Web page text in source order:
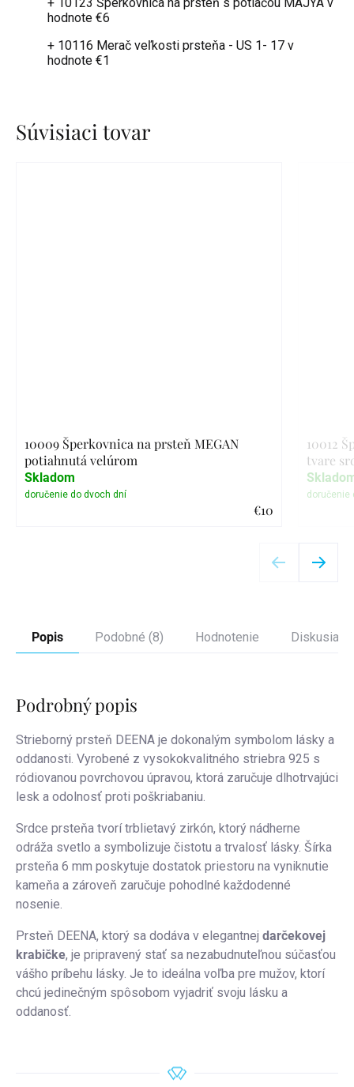
hodnote €6
+ 10116 Merač veľkosti prsteňa - US 1- 17 v
hodnote €1
Súvisiaci tovar
10009 Šperkovnica na prsteň MEGAN
potiahnutá velúrom
€10
Skladom
10012
tvare
Popis Podobné (8) Hodnotenie Diskusia
Podrobný popis
Strieborný prsteň DEENA je dokonalým symbolom lásky a
oddanosti. Vyrobené z vysokokvalitného striebra 925 s
ródiovanou povrchovou úpravou, ktorá zaručuje dlhotrvajúci
lesk a odolnosť proti poškriabaniu.
Srdce prsteňa tvorí trblietavý zirkón, ktorý nádherne
odráža svetlo a symbolizuje čistotu a trvalosť lásky. Šírka
prsteňa 6 mm poskytuje dostatok priestoru na vyniknutie
kameňa a zároveň zaručuje pohodlné každodenné
nosenie.
Prsteň DEENA, ktorý sa dodáva v elegantnej darčekovej
krabičke, je pripravený stať sa nezabudnuteľnou súčasťou
vášho príbehu lásky. Je to ideálna voľba pre mužov, ktorí
chcú jedinečným spôsobom vyjadriť svoju lásku a
oddanosť.